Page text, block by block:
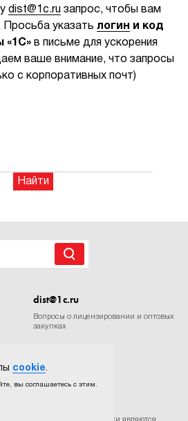
dist@1c.ru запрос, чтобы вам
указать логин
и код
«1С» в письме для ускорения
ваше внимание, что запросы
с корпоративных почт)
Найти
dist@1c.ru
Вопросы о лицензировании и оптовых
закупках
защищены. Все торговые марки являются
cookie.
вы соглашаетесь с этим.